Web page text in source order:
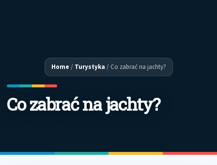
Home / Turystyka / Co zabrać na jachty?
Co zabrać na jachty?